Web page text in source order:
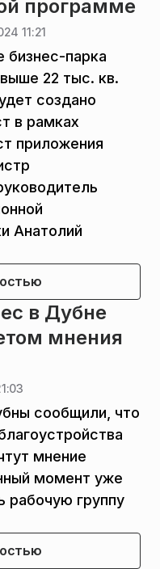
программе
11:21
бизнес-парка
22 тыс. кв.
создано
в рамках
приложения
Анатолий
в Дубне
мнения
сообщили, что
мнение
момент уже
рабочую группу